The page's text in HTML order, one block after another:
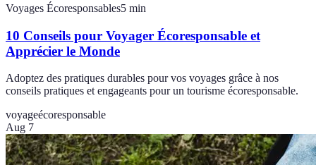
Voyages Écoresponsables5 min
10 Conseils pour Voyager Écoresponsable et
Apprécier le Monde
Adoptez des pratiques durables pour vos voyages grâce à nos
conseils pratiques et engageants pour un tourisme écoresponsable.
voyageécoresponsable
Aug 7